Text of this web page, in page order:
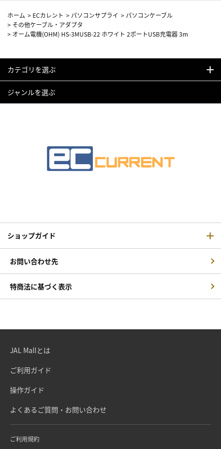
ホーム > ECカレント > パソコンサプライ > パソコンケーブル
> その他ケーブル・アダプタ
> オーム電機(OHM) HS-3MUSB-22 ホワイト 2ポートUSB充電器 3m
カテゴリを選ぶ
ジャンルを選ぶ
ショップガイド
お問い合わせ先
特商法に基づく表示
JAL Mallとは
ご利用ガイド
操作ガイド
よくあるご質問・お問い合わせ
ご利用規約